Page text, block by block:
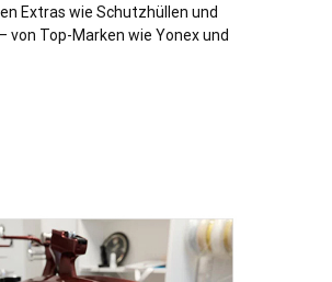
Extras wie Schutzhüllen und
von Top-Marken wie Yonex und